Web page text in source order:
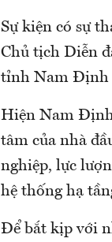
Sự kiện có sự
Chủ tịch Diễn
tỉnh Nam Định
Hiện Nam
tâm của nhà
nghiệp, lực
hệ thống hạ
Để bắt kịp với